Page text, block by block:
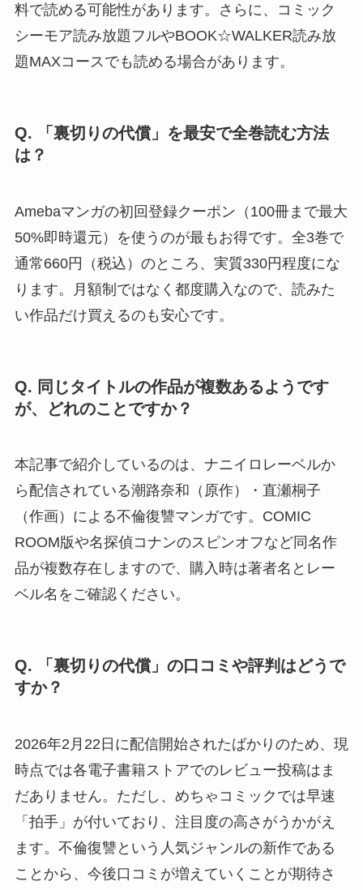
料で読める可能性があります。さらに、コミック
シーモア読み放題フルやBOOK☆WALKER読み放
題MAXコースでも読める場合があります。
Q. 「裏切りの代償」を最安で全巻読む方法
は？
Amebaマンガの初回登録クーポン（100冊まで最大
50%即時還元）を使うのが最もお得です。全3巻で
通常660円（税込）のところ、実質330円程度にな
ります。月額制ではなく都度購入なので、読みた
い作品だけ買えるのも安心です。
Q. 同じタイトルの作品が複数あるようです
が、どれのことですか？
本記事で紹介しているのは、ナニイロレーベルか
ら配信されている潮路奈和（原作）・直瀬桐子
（作画）による不倫復讐マンガです。COMIC
ROOM版や名探偵コナンのスピンオフなど同名作
品が複数存在しますので、購入時は著者名とレー
ベル名をご確認ください。
Q. 「裏切りの代償」の口コミや評判はどうで
すか？
2026年2月22日に配信開始されたばかりのため、現
時点では各電子書籍ストアでのレビュー投稿はま
だありません。ただし、めちゃコミックでは早速
「拍手」が付いており、注目度の高さがうかがえ
ます。不倫復讐という人気ジャンルの新作である
ことから、今後口コミが増えていくことが期待さ